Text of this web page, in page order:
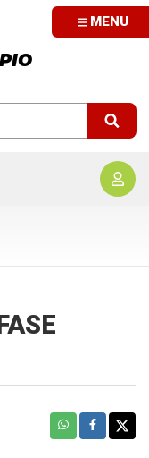
MENU